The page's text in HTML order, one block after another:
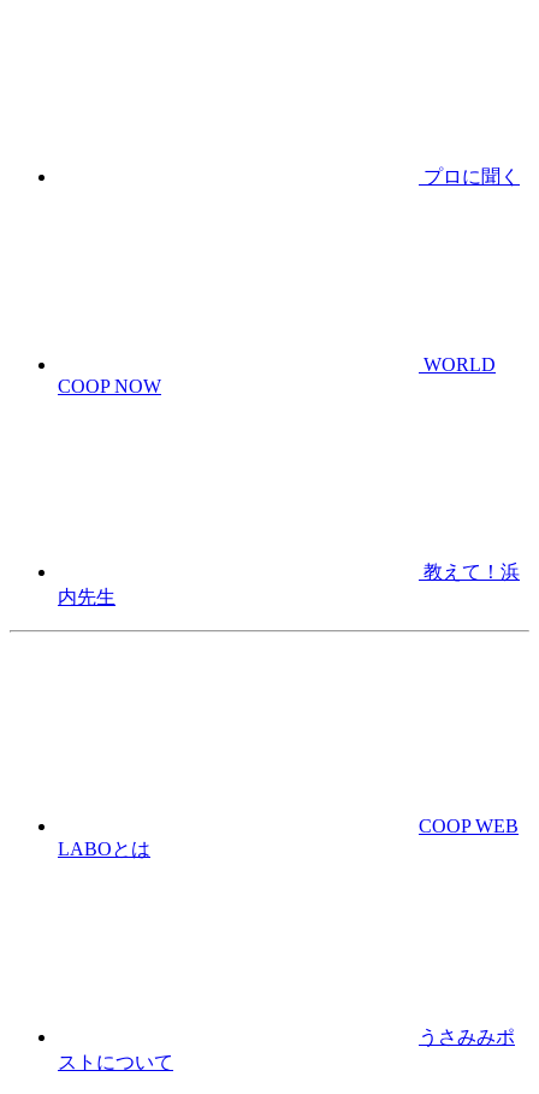
プロに聞く
WORLD
COOP NOW
教えて！浜
内先生
COOP WEB
LABOとは
うさみみポ
ストについて